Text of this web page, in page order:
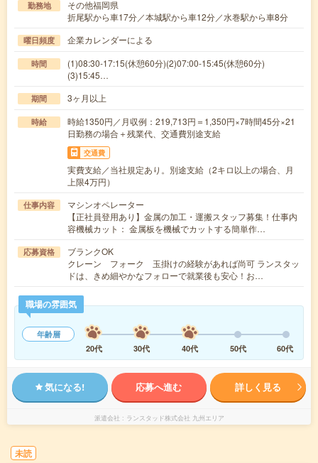
勤務地
その他福岡県
折尾駅から車17分／本城駅から車12分／水巻駅から車8分
曜日頻度 企業カレンダーによる
時間
(1)08:30-17:15(休憩60分)(2)07:00-15:45(休憩60分)
(3)15:45…
期間 3ヶ月以上
時給
時給1350円／月収例：219,713円＝1,350円×7時間45分×21
日勤務の場合＋残業代、交通費別途支給
交通費
実費支給／当社規定あり。別途支給（2キロ以上の場合、月
上限4万円）
仕事内容
マシンオペレーター
【正社員登用あり】金属の加工・運搬スタッフ募集！仕事内
容機械カット： 金属板を機械でカットする簡単作…
応募資格
ブランクOK
クレーン フォーク 玉掛けの経験があれば尚可 ランスタッ
ドは、きめ細やかなフォローで就業後も安心！お…
職場の雰囲気
年齢層
20代
30代 40代 50代 60代
気になる! 応募へ進む 詳しく見る
派遣会社 ランスタッド株式会社 九州エリア
未読